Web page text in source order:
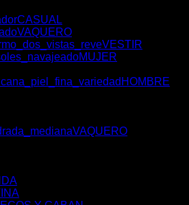
CASUAL
VAQUERO
VESTIR
MUJER
HOMBRE
VAQUERO